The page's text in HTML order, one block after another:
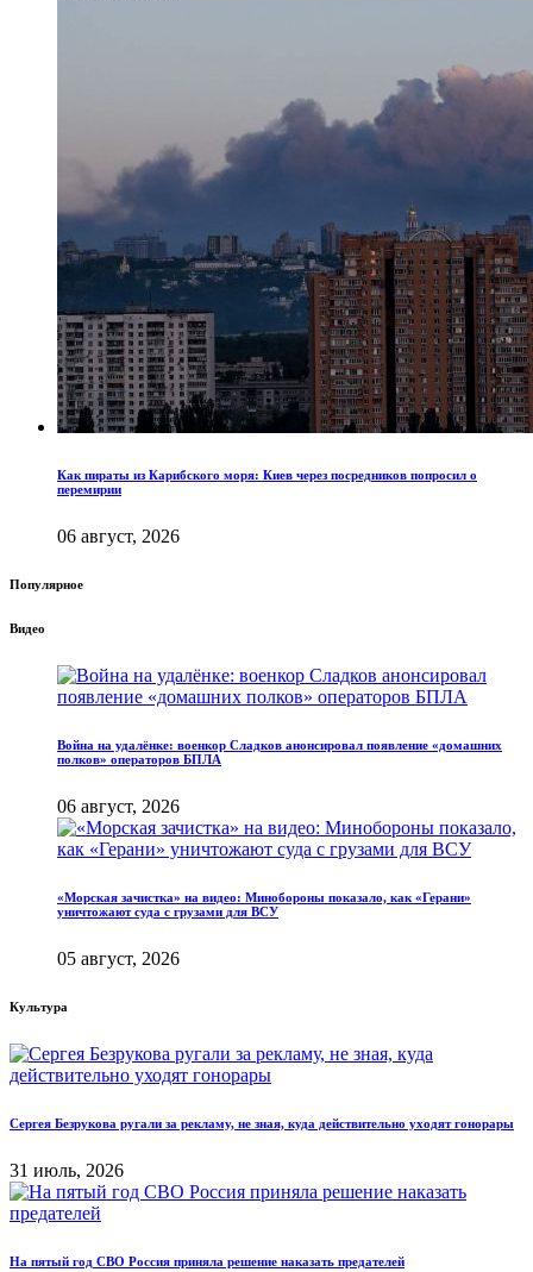
Как пираты из Карибского моря: Киев через посредников попросил о
перемирии
06 август, 2026
Популярное
Видео
Война на удалёнке: военкор Сладков анонсировал появление «домашних
полков» операторов БПЛА
06 август, 2026
«Морская зачистка» на видео: Минобороны показало, как «Герани»
уничтожают суда с грузами для ВСУ
05 август, 2026
Культура
Сергея Безрукова ругали за рекламу, не зная, куда действительно уходят гонорары
31 июль, 2026
На пятый год СВО Россия приняла решение наказать предателей